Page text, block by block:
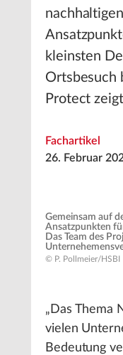
kleinsten
Ortsbesuch
Protect
Fachartikel
26. Februar
Gemeinsam auf
Ansatzpunkten
Das Team des
© P. Pollmeier/HSBI
„Das Thema
vielen
Bedeutung